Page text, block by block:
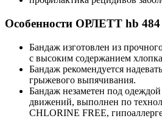
Особенности ОРЛЕТТ hb 484
Бандаж изготовлен из
с высоким содержанием
Бандаж рекомендуется
грыжевого выпячивания.
Бандаж незаметен под
движений, выполнен по
CHLORINE FREE,